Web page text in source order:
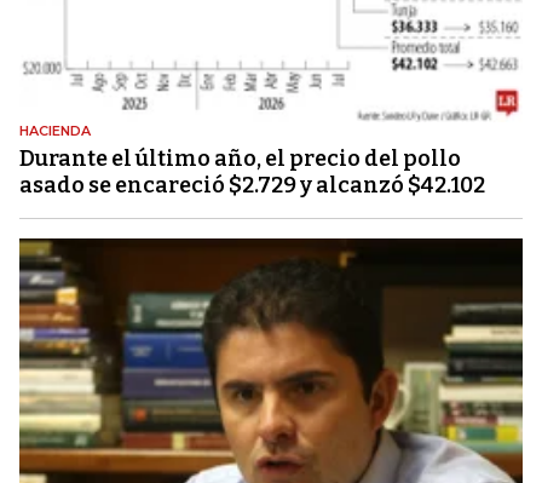
HACIENDA
Durante el último año, el precio del pollo
asado se encareció $2.729 y alcanzó $42.102